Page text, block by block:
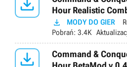
Hour Realistic
 MODY DO GIER
Pobrań: 3.4K

Command &